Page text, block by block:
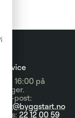
- 16:00 på
e-post:
oss: 22 12 00 59